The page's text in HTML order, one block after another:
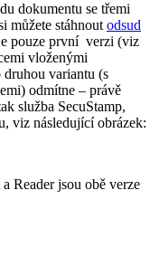
dokumentu se třemi
můžete stáhnout odsud
pouze první verzi (viz
vloženými
variantu (s
odmítne – právě
služba SecuStamp,
viz následující obrázek:
Reader jsou obě verze